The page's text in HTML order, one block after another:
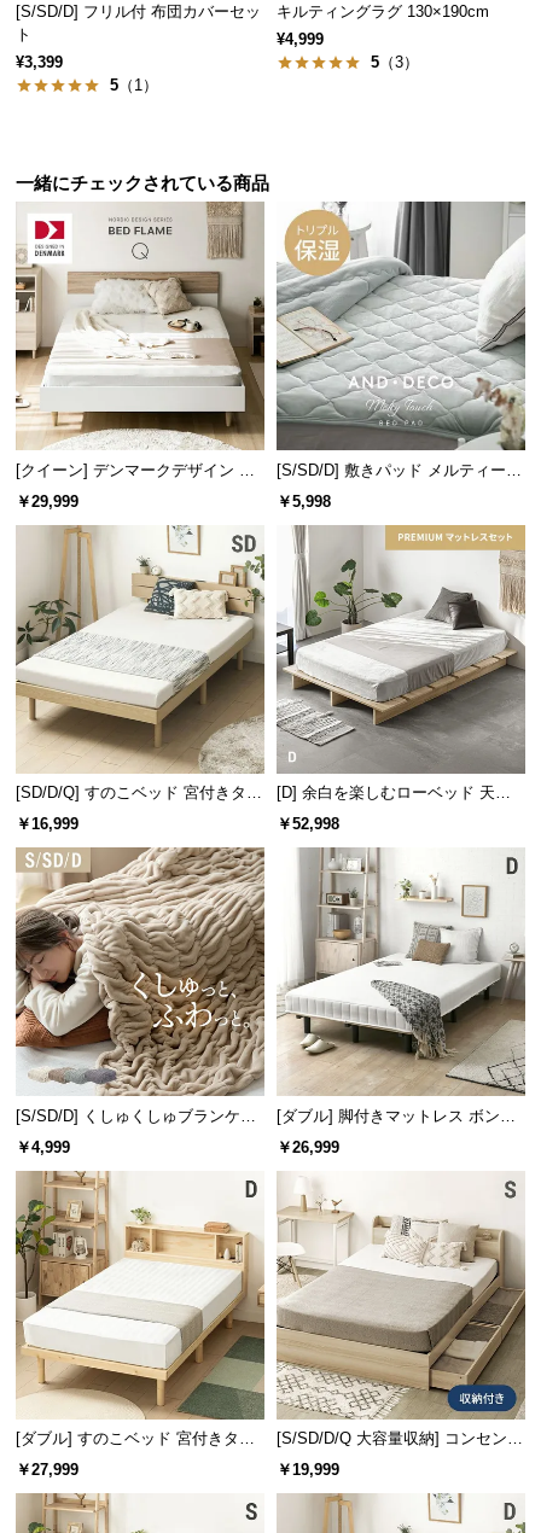
o., ぬくもりあふれる天然木脚
脚部には高い耐久性を誇るオーク材を使用。天然木のやわらかな木目
がぬくもりを感じさせます。
脚の高さ 約10.9cm
[S/SD/D] フリル付 布団カバーセッ
ト
¥3,399
5 （1）
キルティングラグ 130×190cm
¥4,999
5 （3）
一緒にチェックされている商品
[クイーン] デンマークデザイン ベ
ッドフレーム 木目調
￥29,999
[S/SD/D] 敷きパッド メルティータ
ッチ マイクロファイバー
￥5,998
[SD/D/Q] すのこベッド 宮付きタイ
プ 2口コンセント
￥16,999
[D] 余白を楽しむローベッド 天然
木調 ステージベッド プレミアムマ
￥52,998
[S/SD/D] くしゅくしゅブランケッ
トフランネルタイプ
￥4,999
[ダブル] 脚付きマットレス ボンネ
ルコイル やさしい肌触り コンパク
￥26,999
[ダブル] すのこベッド 宮付きタイ
プ
￥27,999
[S/SD/D/Q 大容量収納] コンセント
機能付きベッド 収納左右組み換え
￥19,999